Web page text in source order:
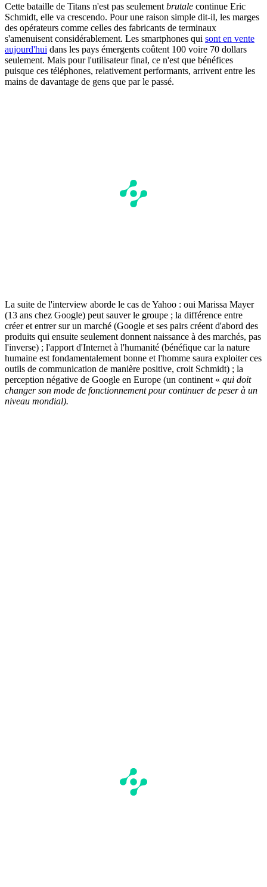
Cette bataille de Titans n'est pas seulement brutale continue Eric
Schmidt, elle va crescendo. Pour une raison simple dit-il, les marges
des opérateurs comme celles des fabricants de terminaux
s'amenuisent considérablement. Les smartphones qui sont en vente
aujourd'hui dans les pays émergents coûtent 100 voire 70 dollars
seulement. Mais pour l'utilisateur final, ce n'est que bénéfices
puisque ces téléphones, relativement performants, arrivent entre les
mains de davantage de gens que par le passé.
La suite de l'interview aborde le cas de Yahoo : oui Marissa Mayer
(13 ans chez Google) peut sauver le groupe ; la différence entre
créer et entrer sur un marché (Google et ses pairs créent d'abord des
produits qui ensuite seulement donnent naissance à des marchés, pas
l'inverse) ; l'apport d'Internet à l'humanité (bénéfique car la nature
humaine est fondamentalement bonne et l'homme saura exploiter ces
outils de communication de manière positive, croit Schmidt) ; la
perception négative de Google en Europe (un continent « qui doit
changer son mode de fonctionnement pour continuer de peser à un
niveau mondial).